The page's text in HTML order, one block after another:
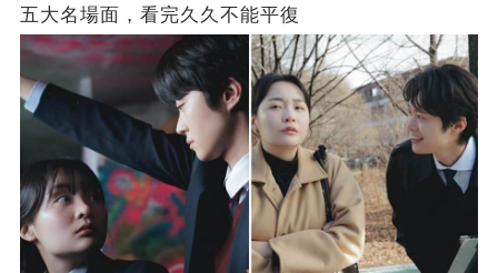
五大名場面，看完久久不能平復